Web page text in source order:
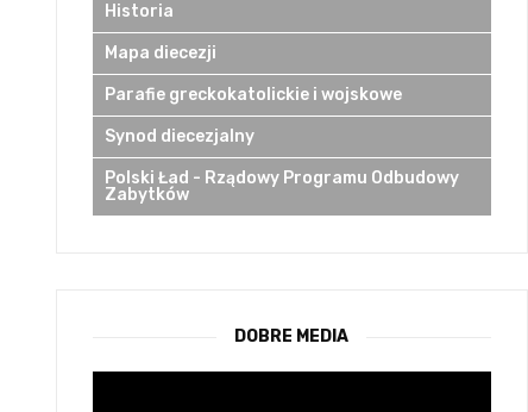
Historia
Mapa diecezji
Parafie greckokatolickie i wojskowe
Synod diecezjalny
Polski Ład - Rządowy Programu Odbudowy
Zabytków
DOBRE MEDIA